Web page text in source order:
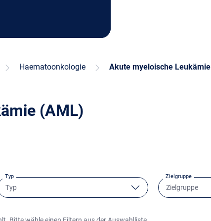
Haematoonkologie Akute myeloische Leukämie
(AML)
Typ Zielgruppe